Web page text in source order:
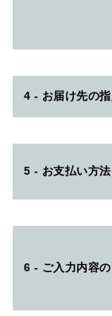
4 - お届け先の指
5 - お支払い方
6 - ご入力内容